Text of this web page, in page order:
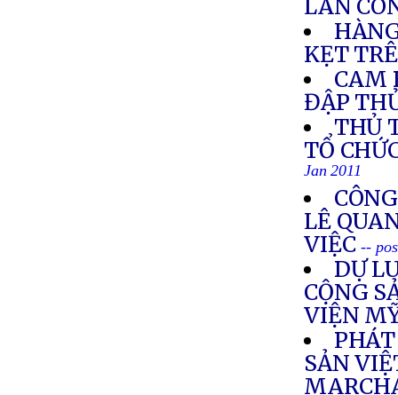
LÃN
KẸT
CAM
ĐẬP
THỦ
TỔ
Jan 2011
LÊ
VIỆC --
DỰ
CỘNG
VIỆN
SẢN